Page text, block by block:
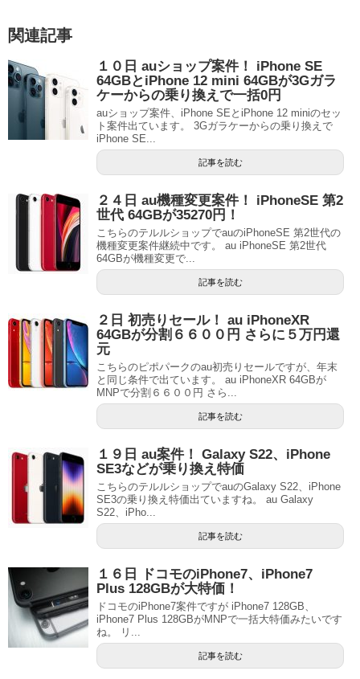
関連記事
１０日 auショップ案件！ iPhone SE
64GBとiPhone 12 mini 64GBが3Gガラ
ケーからの乗り換えで一括0円
auショップ案件、iPhone SEとiPhone 12 miniのセッ
ト案件出ています。 3Gガラケーからの乗り換えで
iPhone SE...
記事を読む
２４日 au機種変更案件！ iPhoneSE 第2
世代 64GBが35270円！
こちらのテルルショップでauのiPhoneSE 第2世代の
機種変更案件継続中です。 au iPhoneSE 第2世代
64GBが機種変更で...
記事を読む
２日 初売りセール！ au iPhoneXR
64GBが分割６６００円 さらに５万円還
元
こちらのピポパークのau初売りセールですが、年末
と同じ条件で出ています。 au iPhoneXR 64GBが
MNPで分割６６００円 さら...
記事を読む
１９日 au案件！ Galaxy S22、iPhone
SE3などが乗り換え特価
こちらのテルルショップでauのGalaxy S22、iPhone
SE3の乗り換え特価出ていますね。 au Galaxy
S22、iPho...
記事を読む
１６日 ドコモのiPhone7、iPhone7
Plus 128GBが大特価！
ドコモのiPhone7案件ですが iPhone7 128GB、
iPhone7 Plus 128GBがMNPで一括大特価みたいです
ね。 リ...
記事を読む